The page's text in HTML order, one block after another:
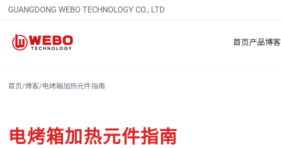
GUANGDONG WEBO TECHNOLOGY CO., LTD
首页产品博客
首页/博客/电烤箱加热元件指南
电烤箱加热元件指南